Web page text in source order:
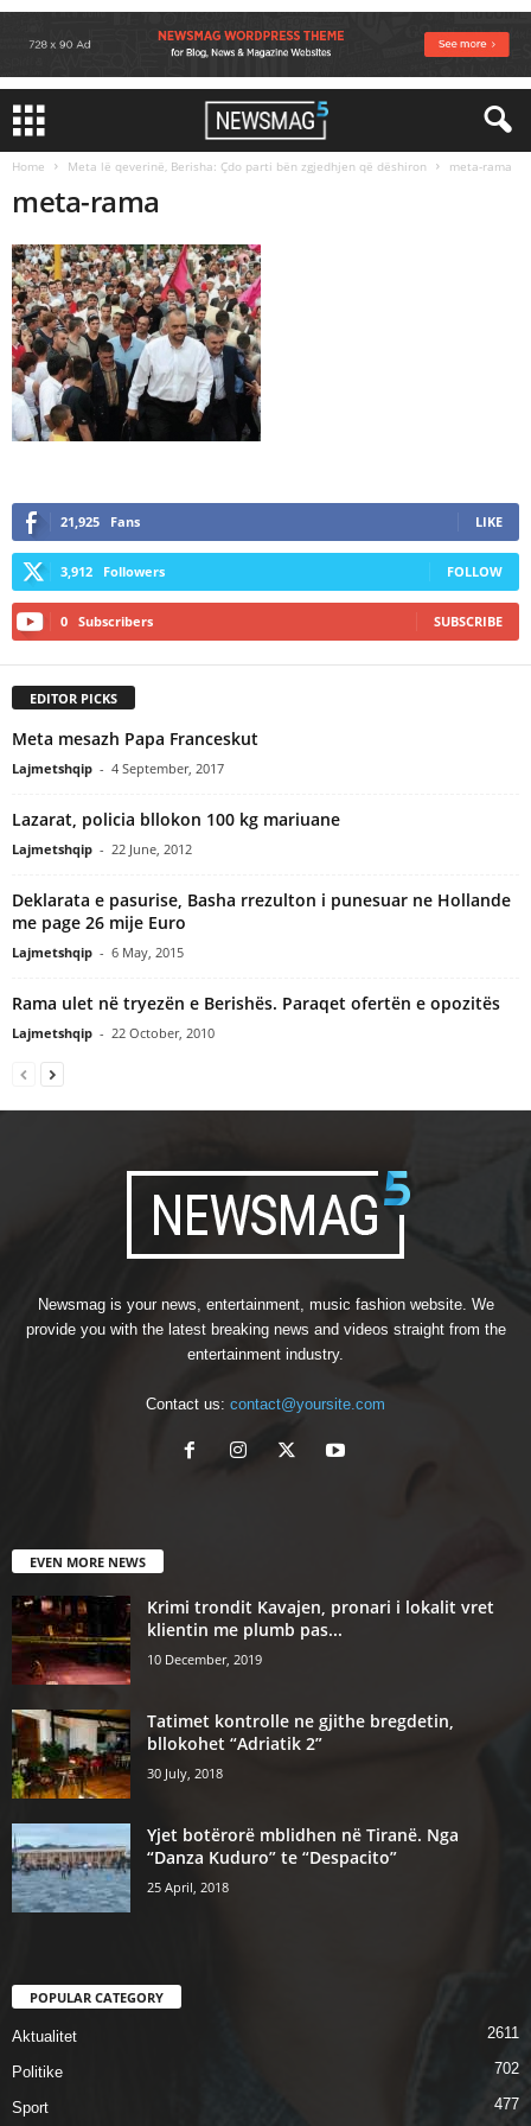
Home Meta lë qeverinë, Berisha: Çdo parti bën zgjedhjen që dëshiron meta-rama
meta-rama
21,925 Fans LIKE
3,912 Followers FOLLOW
0 Subscribers SUBSCRIBE
EDITOR PICKS
Meta mesazh Papa Franceskut
Lajmetshqip - 4 September, 2017
Lazarat, policia bllokon 100 kg mariuane
Lajmetshqip - 22 June, 2012
Deklarata e pasurise, Basha rrezulton i punesuar ne Hollande
me page 26 mije Euro
Lajmetshqip - 6 May, 2015
Rama ulet në tryezën e Berishës. Paraqet ofertën e opozitës
Lajmetshqip - 22 October, 2010
Newsmag is your news, entertainment, music fashion website. We
provide you with the latest breaking news and videos straight from the
entertainment industry.
Contact us: contact@yoursite.com
EVEN MORE NEWS
Krimi trondit Kavajen, pronari i lokalit vret
klientin me plumb pas...
10 December, 2019
Tatimet kontrolle ne gjithe bregdetin,
bllokohet “Adriatik 2”
30 July, 2018
Yjet botërorë mblidhen në Tiranë. Nga
“Danza Kuduro” te “Despacito”
25 April, 2018
POPULAR CATEGORY
Aktualitet 2611
Politike 702
Sport 477